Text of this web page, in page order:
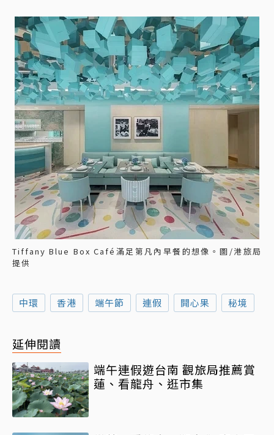
Tiffany Blue Box Café滿足第凡內早餐的想像。圖/港旅局
提供
中環 香港 端午節 連假 開心果 秘境
延伸閱讀
端午連假遊台南 觀旅局推薦賞
蓮、看龍舟、逛市集